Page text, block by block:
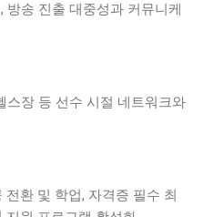
방송 진출 대중성과 커뮤니케
스장 등 선수 시절 네트워크와
환 및 학업, 자격증 필수 최